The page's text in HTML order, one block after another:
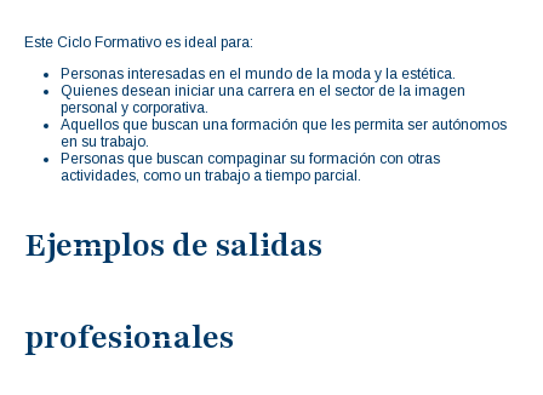
Este Ciclo Formativo es ideal para:
Personas interesadas en el mundo de la moda y la estética.
Quienes desean iniciar una carrera en el sector de la imagen
personal y corporativa.
Aquellos que buscan una formación que les permita ser autónomos
en su trabajo.
Personas que buscan compaginar su formación con otras
actividades, como un trabajo a tiempo parcial.
Ejemplos de salidas
profesionales